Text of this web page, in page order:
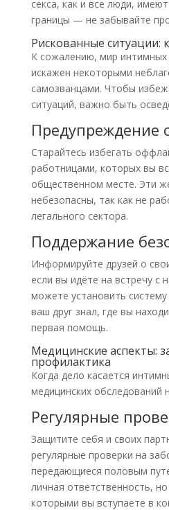
секса, как и все люди,
границы — не забывайте
Рискованные ситуации:
К сожалению, мир
искажен некоторыми
самозванцами. Чтобы
ситуаций, важно быть
Предупреждение
Старайтесь избегать
работницами, которых вы
общественном месте. Эти
небезопасны, так как не
легального сектора.
Поддержание
Информируйте друзей о
если вы идёте на встречу с
можете установить
ваш друг знал, где вы
первая помощь.
Медицинские аспекты:
профилактика
Когда дело касается
медицинских обследований
Регулярные
Защитите себя и своих
регулярные проверки на
передающиеся половым
личная ответственность,
которыми вы вступаете в